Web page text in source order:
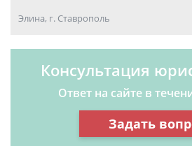
Элина, г. Ставрополь
Консультация
Ответ на сайте в
Задать